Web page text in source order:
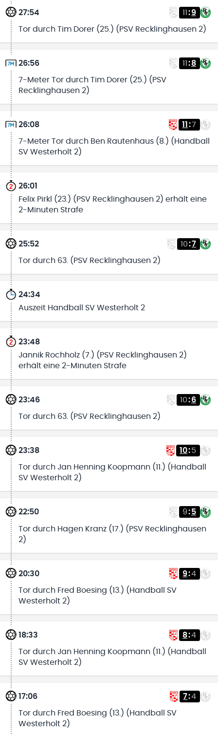
27:54 11 :9
Tor durch Tim Dorer (25.) (PSV Recklinghausen 2)
26:56 11 :8
7-Meter Tor durch Tim Dorer (25.) (PSV
Recklinghausen 2)
26:08 11 :7
7-Meter Tor durch Ben Rautenhaus (8.) (Handball
SV Westerholt 2)
26:01
Felix Pirkl (23.) (PSV Recklinghausen 2) erhält eine
2-Minuten Strafe
25:52 10:7
Tor durch 63. (PSV Recklinghausen 2)
24:34
Auszeit Handball SV Westerholt 2
23:48
Jannik Rochholz (7.) (PSV Recklinghausen 2)
erhält eine 2-Minuten Strafe
23:46 10:6
Tor durch 63. (PSV Recklinghausen 2)
23:38 10:5
Tor durch Jan Henning Koopmann (11.) (Handball
SV Westerholt 2)
22:50 9:5
Tor durch Hagen Kranz (17.) (PSV Recklinghausen
2)
20:30 9:4
Tor durch Fred Boesing (13.) (Handball SV
Westerholt 2)
18:33 8:4
Tor durch Jan Henning Koopmann (11.) (Handball
SV Westerholt 2)
17:06 7:4
Tor durch Fred Boesing (13.) (Handball SV
Westerholt 2)